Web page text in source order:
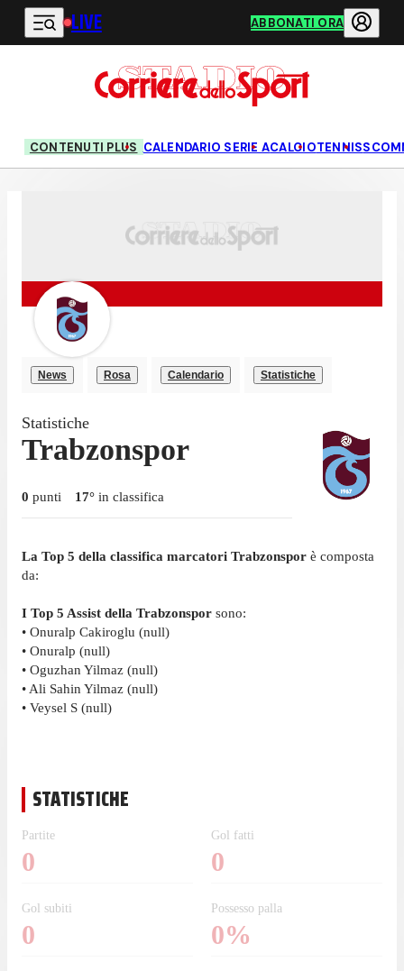
Vai al contenuto principale
LIVE ABBONATI ORA
CONTENUTI PLUS CALENDARIO SERIE ACALCIOTENNIS
News Rosa Calendario Statistiche
Statistiche
Trabzonspor
0 punti 17° in classifica
La Top 5 della classifica marcatori Trabzonspor è composta
da:
I Top 5 Assist della Trabzonspor sono:
• Onuralp Cakiroglu (null)
• Onuralp (null)
• Oguzhan Yilmaz (null)
• Ali Sahin Yilmaz (null)
• Veysel S (null)
STATISTICHE
Partite
0
Gol fatti
0
Gol subiti
0
Possesso palla
0%